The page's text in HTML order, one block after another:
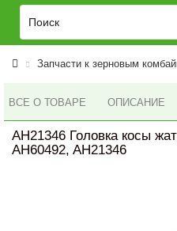
Запчасти к зерновым
ВСЕ О ТОВАРЕ ОПИСАНИЕ
AH21346 Головка косы
AH60492, AH21346